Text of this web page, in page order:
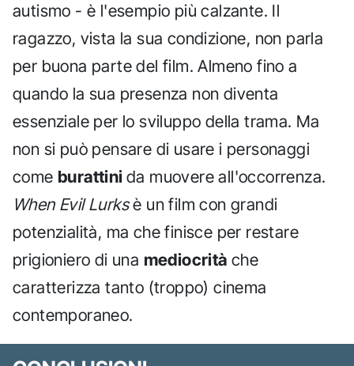
autismo - è l'esempio più calzante. Il
ragazzo, vista la sua condizione, non parla
per buona parte del film. Almeno fino a
quando la sua presenza non diventa
essenziale per lo sviluppo della trama. Ma
non si può pensare di usare i personaggi
come burattini da muovere all'occorrenza.
When Evil Lurksè un film con grandi
potenzialità, ma che finisce per restare
prigioniero di una mediocrità che
caratterizza tanto (troppo) cinema
contemporaneo.